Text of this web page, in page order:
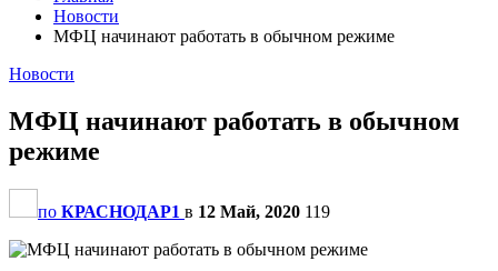
Новости
МФЦ начинают работать в обычном режиме
Новости
МФЦ начинают работать в обычном
режиме
по КРАСНОДАР1 в 12 Май, 2020 119